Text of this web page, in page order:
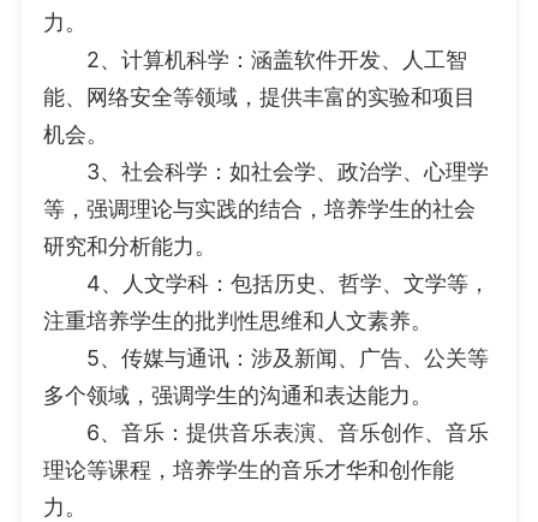
力。
2、计算机科学：涵盖软件开发、人工智
能、网络安全等领域，提供丰富的实验和项目
机会。
3、社会科学：如社会学、政治学、心理学
等，强调理论与实践的结合，培养学生的社会
研究和分析能力。
4、人文学科：包括历史、哲学、文学等，
注重培养学生的批判性思维和人文素养。
5、传媒与通讯：涉及新闻、广告、公关等
多个领域，强调学生的沟通和表达能力。
6、音乐：提供音乐表演、音乐创作、音乐
理论等课程，培养学生的音乐才华和创作能
力。